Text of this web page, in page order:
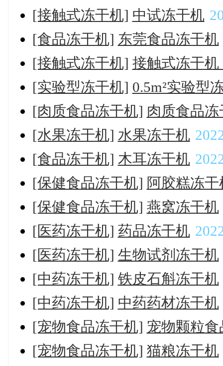
[接触式冻干机] 中试冻干机
[食品冻干机] 东莞食品冻干机
[接触式冻干机] 接触式冻干机
[实验型冻干机] 0.5m²实验型
[肉质食品冻干机] 肉质食品冻
[水果冻干机] 水果冻干机
[食品冻干机] 木耳冻干机
[保健食品冻干机] 阿胶糕冻干
[保健食品冻干机] 燕窝冻干机
[医药冻干机] 药品冻干机
[医药冻干机] 生物试剂冻干机
[中药冻干机] 铁皮石斛冻干机
[中药冻干机] 中药药材冻干机
[宠物食品冻干机] 宠物颗粒
[宠物食品冻干机] 猫粮冻干机